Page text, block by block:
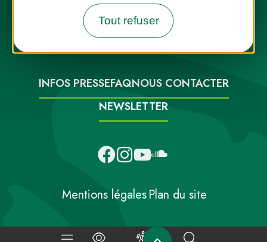
Tout refuser
Destination Parcs, de l’inspiration en
toute saison
INFOS PRESSEFAQNOUS CONTACTER
NEWSLETTER
Mentions légalesPlan du site